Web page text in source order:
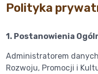
Polityka
1. Postanowienia
Administratorem
Rozwoju, Promocji i